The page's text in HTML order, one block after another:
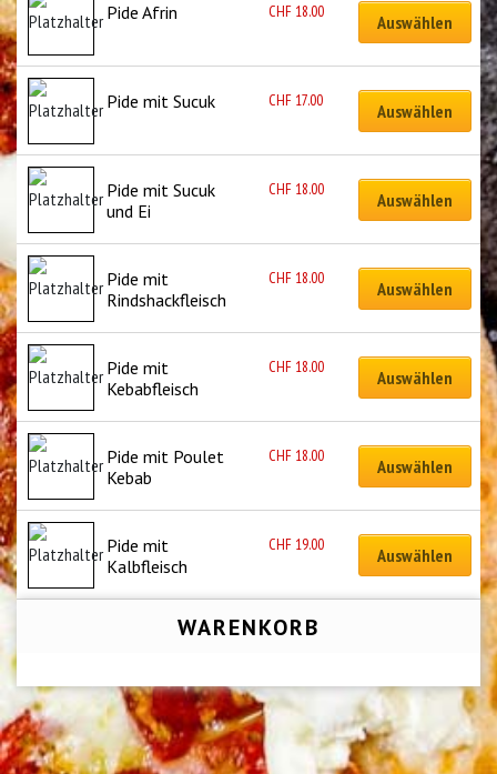
Pide Afrin CHF 18.00 Auswählen
Pide mit Sucuk CHF 17.00 Auswählen
Pide mit Sucuk
und Ei
CHF 18.00 Auswählen
Pide mit
Rindshackfleisch
CHF 18.00 Auswählen
Pide mit
Kebabfleisch
CHF 18.00 Auswählen
Pide mit Poulet
Kebab
CHF 18.00 Auswählen
Pide mit
Kalbfleisch
CHF 19.00 Auswählen
WARENKORB